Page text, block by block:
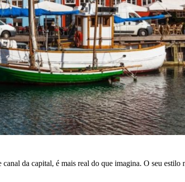
da capital, é mais real do que imagina. O seu estilo